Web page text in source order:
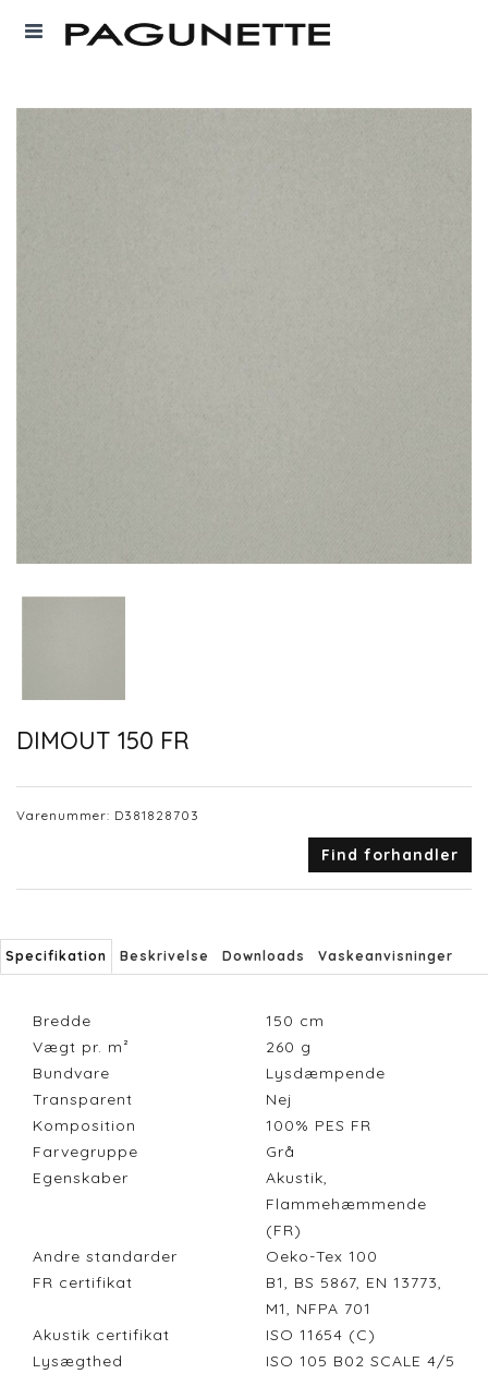
DIMOUT 150 FR
Varenummer: D381828703
Find forhandler
Specifikation Beskrivelse Downloads Vaskeanvisninger
Bredde 150 cm
Vægt pr. m²
260 g
Bundvare
Lysdæmpende
Transparent
Nej
Komposition
100% PES FR
Farvegruppe
Grå
Egenskaber
Akustik,
Flammehæmmende
(FR)
Andre standarder
Oeko-Tex 100
FR certifikat
B1, BS 5867, EN 13773,
M1, NFPA 701
Akustik certifikat
ISO 11654 (C)
Lysægthed
ISO 105 B02 SCALE 4/5